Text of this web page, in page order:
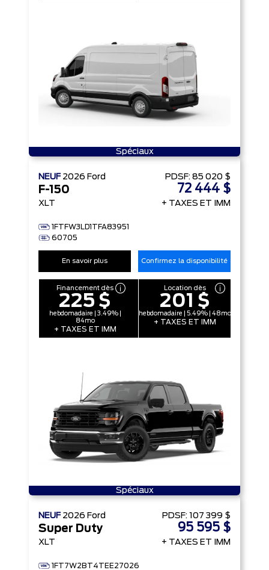
Spéciaux
NEUF 2026 Ford
F-150
XLT
1FTFW3LD1TFA83951
60705
PDSF: 85 020 $
72 444 $
+ TAXES ET IMM
En savoir plus Confirmez la disponibilité
Financement dès
225 $
hebdomadaire | 3.49% |
84mo
+ TAXES ET IMM
Location dès
201 $
hebdomadaire | 5.49% | 48mo
+ TAXES ET IMM
Spéciaux
NEUF 2026 Ford
Super Duty
XLT
1FT7W2BT4TEE27026
PDSF: 107 399 $
95 595 $
+ TAXES ET IMM